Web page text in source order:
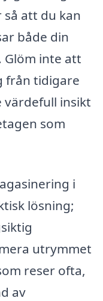
att du kan
både din
Glöm inte att
från tidigare
värdefull insikt
som
i
lösning;
utrymmet
reser ofta,
av